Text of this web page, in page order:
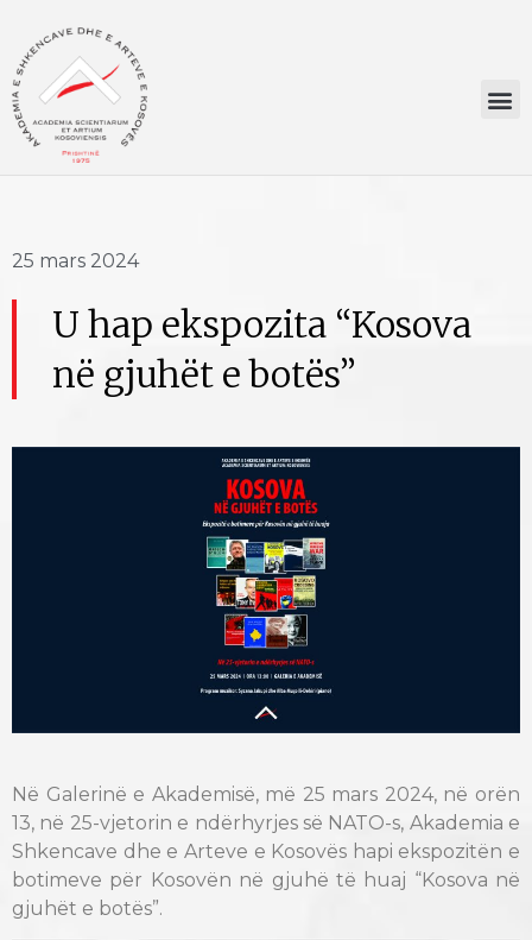
25 mars 2024
U hap ekspozita “Kosova
në gjuhët e botës”
Në Galerinë e Akademisë, më 25 mars 2024, në orën
13, në 25-vjetorin e ndërhyrjes së NATO-s, Akademia e
Shkencave dhe e Arteve e Kosovës hapi ekspozitën e
botimeve për Kosovën në gjuhë të huaj “Kosova në
gjuhët e botës”.